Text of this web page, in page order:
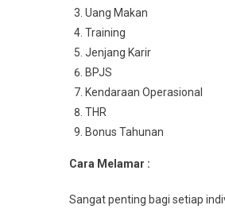
Uang Makan
Training
Jenjang Karir
BPJS
Kendaraan Operasional
THR
Bonus Tahunan
Cara Melamar :
Sangat penting bagi setiap